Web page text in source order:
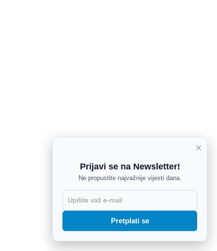
×
Prijavi se na Newsletter!
Ne propustite najvažnije vijesti dana.
Pretplati se